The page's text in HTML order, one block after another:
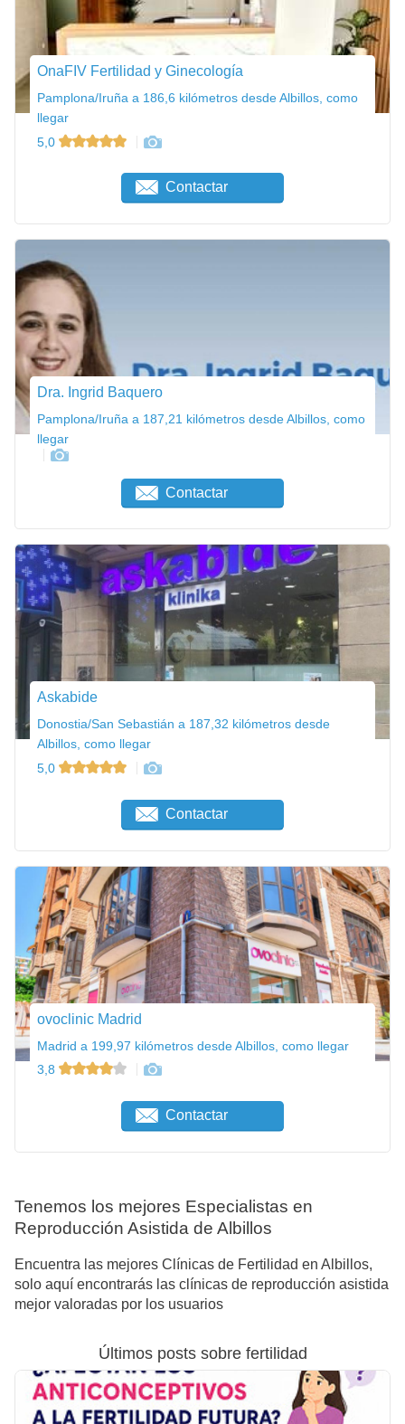
OnaFIV Fertilidad y Ginecología
Pamplona/Iruña a 186,6 kilómetros desde Albillos, como
llegar
5,0
Contactar
Dra. Ingrid Baquero
Pamplona/Iruña a 187,21 kilómetros desde Albillos, como
llegar
Contactar
Askabide
Donostia/San Sebastián a 187,32 kilómetros desde
Albillos, como llegar
5,0
Contactar
ovoclinic Madrid
Madrid a 199,97 kilómetros desde Albillos, como llegar
3,8
Contactar
Tenemos los mejores Especialistas en
Reproducción Asistida de Albillos
Encuentra las mejores Clínicas de Fertilidad en Albillos,
solo aquí encontrarás las clínicas de reproducción asistida
mejor valoradas por los usuarios
Últimos posts sobre fertilidad